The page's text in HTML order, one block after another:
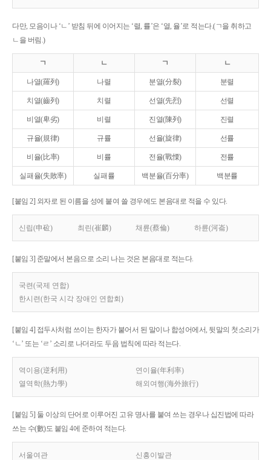
다만, 모음이나 ‘ㄴ’ 받침 뒤에 이어지는 ‘렬, 률’은 ‘열, 율’로 적는다.(ㄱ을 취하고
ㄴ을 버림.)
ㄱ ㄴ ㄱ ㄴ
나열(羅列) 나렬 분열(分裂) 분렬
치열(齒列) 치렬 선열(先烈) 선렬
비열(卑劣) 비렬 진열(陳列) 진렬
규율(規律) 규률 선율(旋律) 선률
비율(比率) 비률 전율(戰慄) 전률
실패율(失敗率) 실패률 백분율(百分率) 백분률
[붙임 2] 외자로 된 이름을 성에 붙여 쓸 경우에도 본음대로 적을 수 있다.
신립(申砬) 최린(崔麟) 채륜(蔡倫) 하륜(河崙)
[붙임 3] 준말에서 본음으로 소리 나는 것은 본음대로 적는다.
국련(국제 연합)
한시련(한국 시각 장애인 연합회)
[붙임 4] 접두사처럼 쓰이는 한자가 붙어서 된 말이나 합성어에서, 뒷말의 첫소리가
‘ㄴ’ 또는 ‘ㄹ’ 소리로 나더라도 두음 법칙에 따라 적는다.
역이용(逆利用)
연이율(年利率)
열역학(熱力學)
해외여행(海外旅行)
[붙임 5] 둘 이상의 단어로 이루어진 고유 명사를 붙여 쓰는 경우나 십진법에 따라
쓰는 수(數)도 붙임 4에 준하여 적는다.
서울여관 신흥이발관